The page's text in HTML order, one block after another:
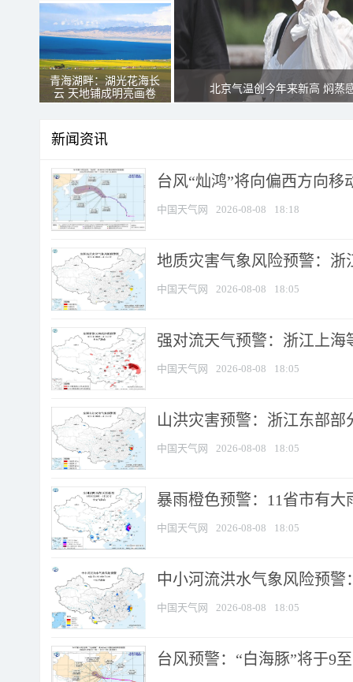
青海湖畔：湖光花海长
云 天地铺成明亮画卷
北京气温创今年来新高 焖蒸
新闻资讯
台风“灿鸿”将向偏西方向移
中国天气网 2026-08-08 18:18
地质灾害气象风险预警：
中国天气网 2026-08-08 18:05
强对流天气预警：浙江上海
中国天气网 2026-08-08 18:05
山洪灾害预警：浙江东部
中国天气网 2026-08-08 18:05
暴雨橙色预警：11省市有
中国天气网 2026-08-08 18:05
中小河流洪水气象风险预
中国天气网 2026-08-08 18:05
台风预警：“白海豚”将于9